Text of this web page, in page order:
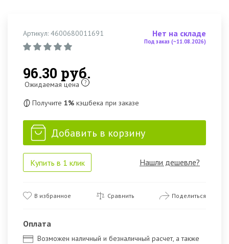
Артикул: 4600680011691 Нет на складе
Под заказ (~11.08.2026)
96.30 руб.
Ожидаемая цена ?
Получите 1% кэшбека при заказе
Добавить в корзину
Купить в 1 клик Нашли дешевле?
В избранное Сравнить Поделиться
Оплата
Возможен наличный и безналичный расчет, а также